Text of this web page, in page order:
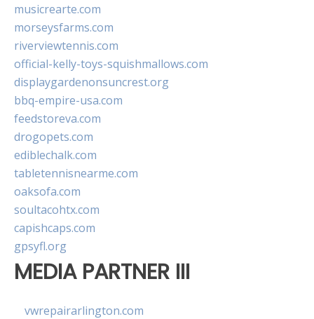
musicrearte.com
morseysfarms.com
riverviewtennis.com
official-kelly-toys-squishmallows.com
displaygardenonsuncrest.org
bbq-empire-usa.com
feedstoreva.com
drogopets.com
ediblechalk.com
tabletennisnearme.com
oaksofa.com
soultacohtx.com
capishcaps.com
gpsyfl.org
MEDIA PARTNER III
vwrepairarlington.com